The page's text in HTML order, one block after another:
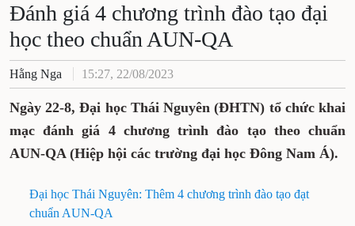
Đánh giá 4 chương trình đào tạo đại
học theo chuẩn AUN-QA
Hằng Nga 15:27, 22/08/2023
Ngày 22-8, Đại học Thái Nguyên (ĐHTN) tổ chức khai
mạc đánh giá 4 chương trình đào tạo theo chuẩn
AUN-QA (Hiệp hội các trường đại học Đông Nam Á).
Đại học Thái Nguyên: Thêm 4 chương trình đào tạo đạt
chuẩn AUN-QA